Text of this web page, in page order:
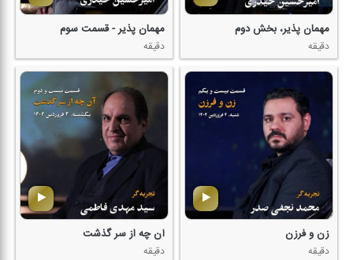
مهمان پذیر، بخش دوم
دقیقه
مهمان پذیر - قسمت سوم
دقیقه
زن و فرزن
دقیقه
آن چه از سر گذشت
دقیقه